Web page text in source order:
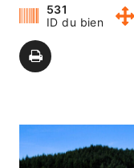
531
ID du bien